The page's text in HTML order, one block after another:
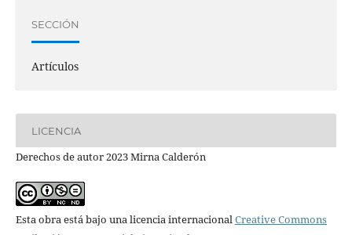
SECCIÓN
Artículos
LICENCIA
Derechos de autor 2023 Mirna Calderón
Esta obra está bajo una licencia internacionalCreative Commons